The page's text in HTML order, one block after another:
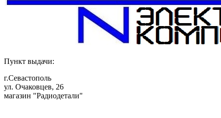
Пункт выдачи:
г.Севастополь
ул. Очаковцев, 26
магазин "Радиодетали"